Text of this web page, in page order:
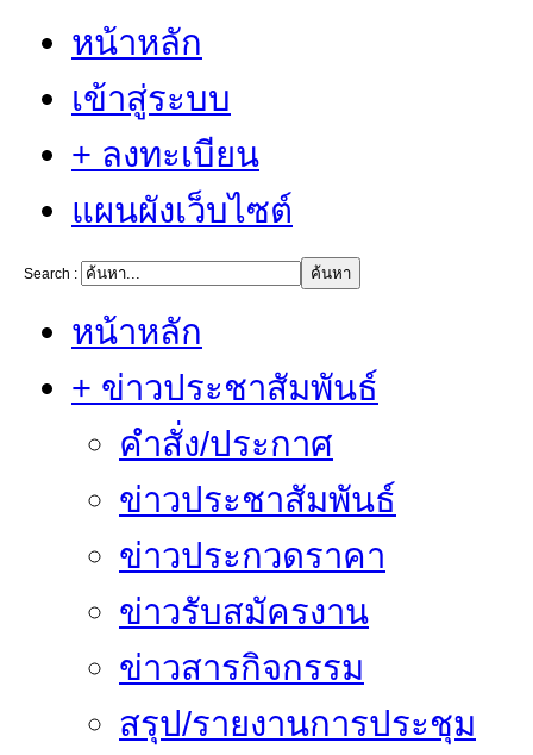
หน้าหลัก
เข้าสู่ระบบ
+ ลงทะเบียน
แผนผังเว็บไซต์
Search :
หน้าหลัก
+ ข่าวประชาสัมพันธ์
คำสั่ง/ประกาศ
ข่าวประชาสัมพันธ์
ข่าวประกวดราคา
ข่าวรับสมัครงาน
ข่าวสารกิจกรรม
สรุป/รายงานการประชุม